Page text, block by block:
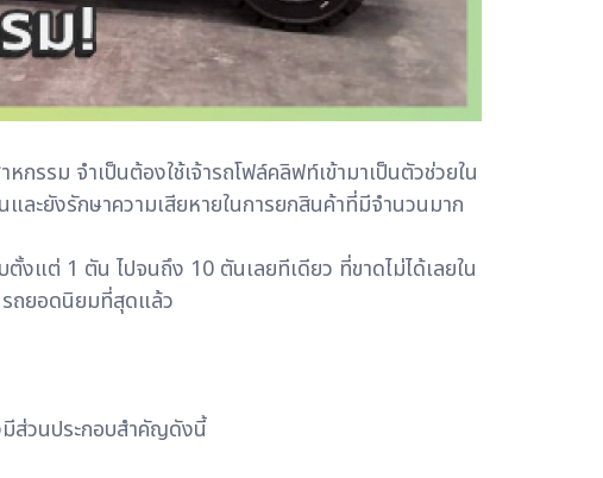
รม จำเป็นต้องใช้เจ้ารถโฟล์คลิฟท์เข้ามาเป็นตัวช่วยใน
ะยังรักษาความเสียหายในการยกสินค้าที่มีจำนวนมาก
แต่ 1 ตัน ไปจนถึง 10 ตันเลยทีเดียว ที่ขาดไม่ได้เลยใน
รถยอดนิยมที่สุดแล้ว
ส่วนประกอบสำคัญดังนี้